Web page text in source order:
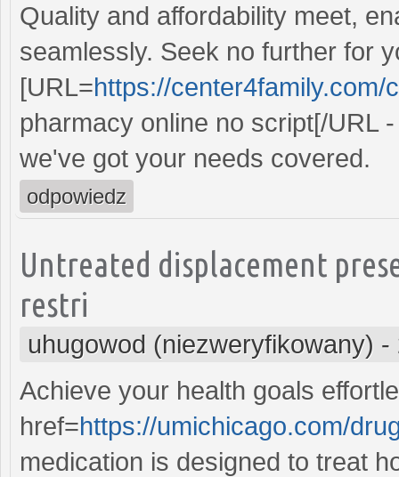
Quality and affordability meet,
seamlessly. Seek no further for
[URL=https://
pharmacy online no script[/URL
we've got your needs covered.
odpowiedz
Untreated displacement
restri
uhugowod (niezweryfikowany) -
Achieve your health goals
href=https://umichicago.com/
medication is designed to treat